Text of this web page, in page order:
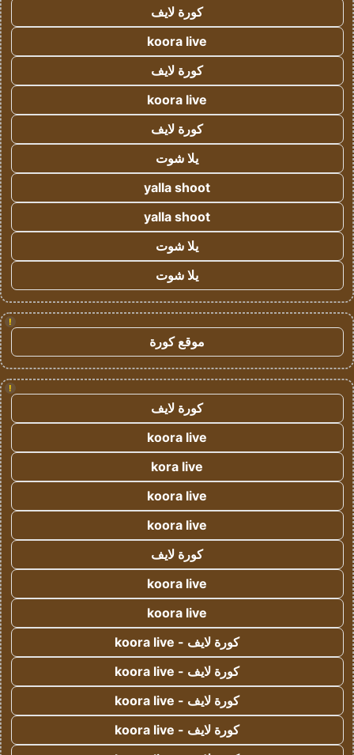
كورة لايف
koora live
كورة لايف
koora live
كورة لايف
يلا شوت
yalla shoot
yalla shoot
يلا شوت
يلا شوت
!
موقع كورة
!
كورة لايف
koora live
kora live
koora live
koora live
كورة لايف
koora live
koora live
كورة لايف - koora live
كورة لايف - koora live
كورة لايف - koora live
كورة لايف - koora live